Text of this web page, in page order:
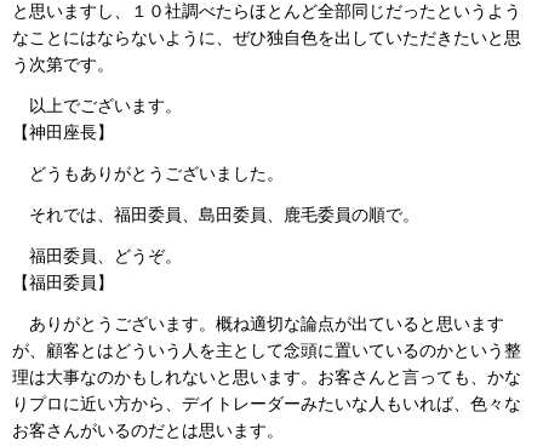
と思いますし、１０社調べたらほとんど全部同じだったというよう
なことにはならないように、ぜひ独自色を出していただきたいと思
う次第です。
以上でございます。
【神田座長】
どうもありがとうございました。
それでは、福田委員、島田委員、鹿毛委員の順で。
福田委員、どうぞ。
【福田委員】
ありがとうございます。概ね適切な論点が出ていると思います
が、顧客とはどういう人を主として念頭に置いているのかという整
理は大事なのかもしれないと思います。お客さんと言っても、かな
りプロに近い方から、デイトレーダーみたいな人もいれば、色々な
お客さんがいるのだとは思います。